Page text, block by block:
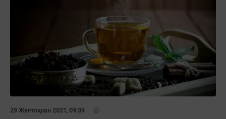
29 Желтоқсан 2021, 09:39